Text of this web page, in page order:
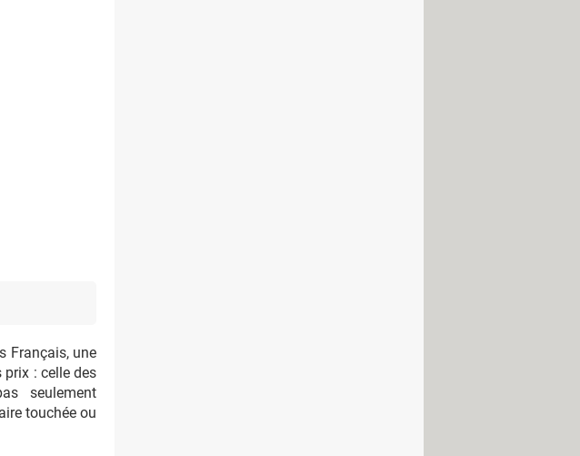
Français, une
: celle des
seulement
touchée ou